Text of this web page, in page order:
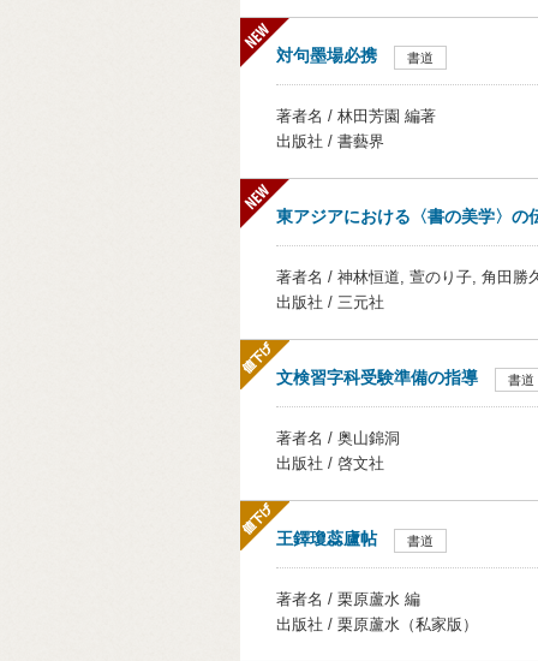
対句墨場必携 書道
著者名 / 林田芳園 編著
出版社 / 書藝界
東アジアにおける〈書の美学〉の
著者名 / 神林恒道, 萱のり子, 角田勝
出版社 / 三元社
文検習字科受験準備の指導 書道
著者名 / 奥山錦洞
出版社 / 啓文社
王鐸瓊蕊廬帖 書道
著者名 / 栗原蘆水 編
出版社 / 栗原蘆水（私家版）